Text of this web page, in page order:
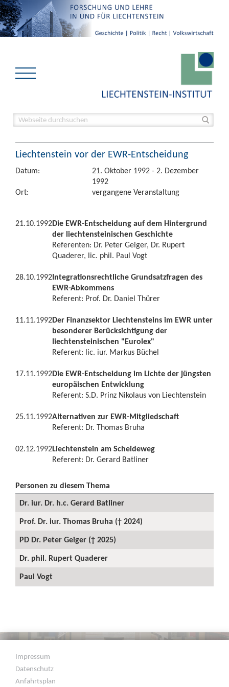
Liechtenstein vor der EWR-Entscheidung
Datum:
21. Oktober 1992 - 2. Dezember
1992
Ort:
vergangene Veranstaltung
21.10.1992Die EWR-Entscheidung auf dem Hintergrund
der liechtensteinischen Geschichte
Referenten: Dr. Peter Geiger, Dr. Rupert
Quaderer, lic. phil. Paul Vogt
28.10.1992Integrationsrechtliche Grundsatzfragen des
EWR-Abkommens
Referent: Prof. Dr. Daniel Thürer
11.11.1992Der Finanzsektor Liechtensteins im EWR unter
besonderer Berücksichtigung der
liechtensteinischen "Eurolex"
Referent: lic. iur. Markus Büchel
17.11.1992Die EWR-Entscheidung im Lichte der jüngsten
europäischen Entwicklung
Referent: S.D. Prinz Nikolaus von Liechtenstein
25.11.1992Alternativen zur EWR-Mitgliedschaft
Referent: Dr. Thomas Bruha
02.12.1992Liechtenstein am Scheideweg
Referent: Dr. Gerard Batliner
Personen zu diesem Thema
Dr. iur. Dr. h.c. Gerard Batliner
Prof. Dr. iur. Thomas Bruha († 2024)
PD Dr. Peter Geiger († 2025)
Dr. phil. Rupert Quaderer
Paul Vogt
Impressum
Datenschutz
Anfahrtsplan